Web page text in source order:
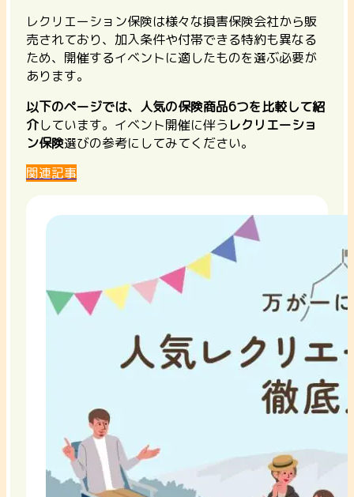
レクリエーション保険は様々な損害保険会社から販
売されており、加入条件や付帯できる特約も異なる
ため、開催するイベントに適したものを選ぶ必要が
あります。
以下のページでは、人気の保険商品6つを比較して紹
介しています。イベント開催に伴う レクリエーショ
ン保険選びの参考にしてみてください。
関連記事